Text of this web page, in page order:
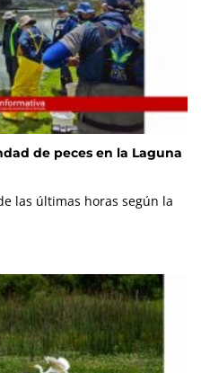
de peces en la Laguna
las últimas horas según la